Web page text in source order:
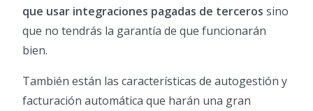
que usar integraciones pagadas de terceros sino
que no tendrás la garantía de que funcionarán
bien.
También están las características de autogestión y
facturación automática que harán una gran